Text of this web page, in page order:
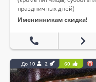
праздничных дней)
Именинникам скидка!
До 10 2 60